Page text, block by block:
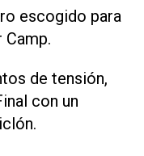
escogido para
de tensión,
con un